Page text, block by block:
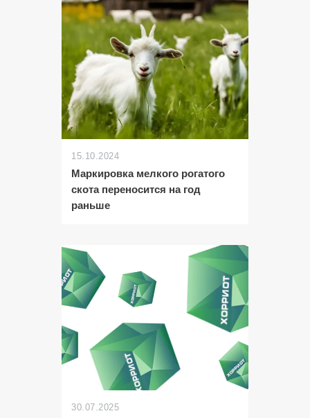
15.10.2024
Маркировка мелкого рогатого
скота переносится на год
раньше
30.07.2025